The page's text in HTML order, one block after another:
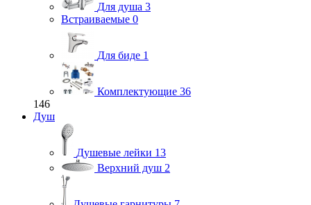
Для душа 3
Встраиваемые 0
Для биде 1
Комплектующие 36
146
Душ
Душевые лейки 13
Верхний душ 2